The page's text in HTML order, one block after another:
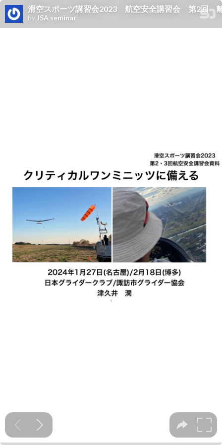
滑空スポーツ講習会2023 航空安全講習会 第2回 離
by JSA seminar